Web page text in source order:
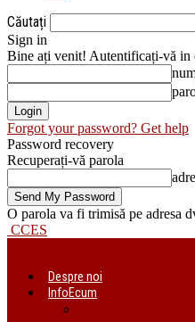
Căutați
Sign in
Bine ați venit! Autentificați-vă in
Forgot your password? Get help
Password recovery
Recuperați-vă parola
O parola va fi trimisă pe adresa
CCES
Despre noi
InfoEcum